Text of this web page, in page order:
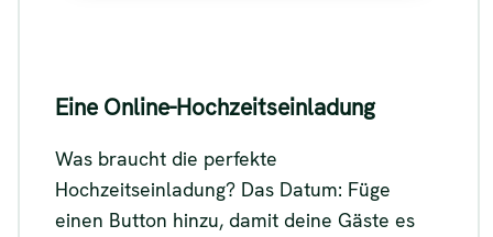
Eine Online-Hochzeitseinladung
Was braucht die perfekte
Hochzeitseinladung? Das Datum: Füge
einen Button hinzu, damit deine Gäste es